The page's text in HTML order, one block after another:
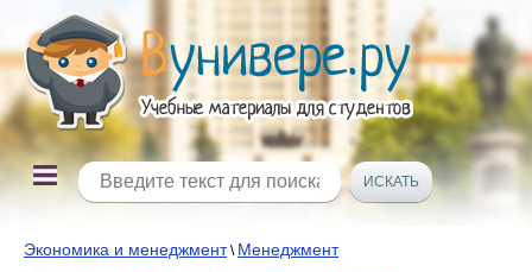
Экономика и менеджмент\ Менеджмент